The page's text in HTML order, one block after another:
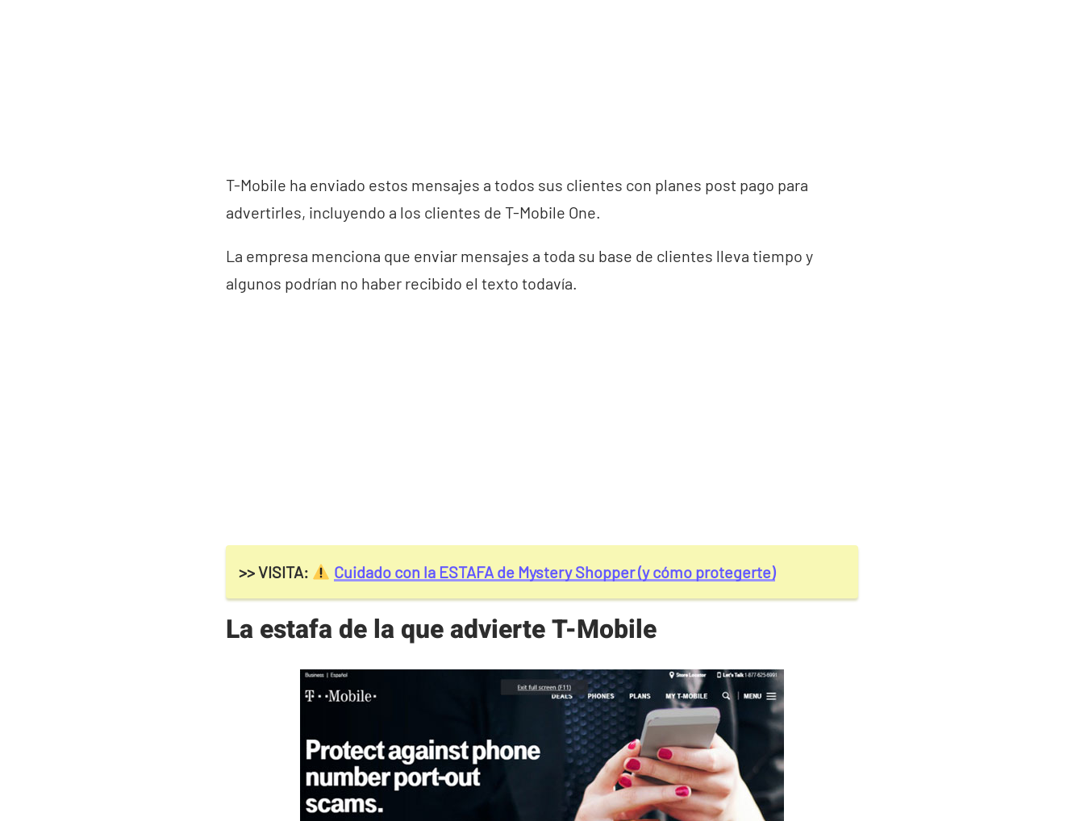
T-Mobile ha enviado estos mensajes a todos sus clientes con planes post pago para
advertirles, incluyendo a los clientes de T-Mobile One.
La empresa menciona que enviar mensajes a toda su base de clientes lleva tiempo y
algunos podrían no haber recibido el texto todavía.
>> VISITA: Cuidado con la ESTAFA de Mystery Shopper (y cómo protegerte)
La estafa de la que advierte T-Mobile